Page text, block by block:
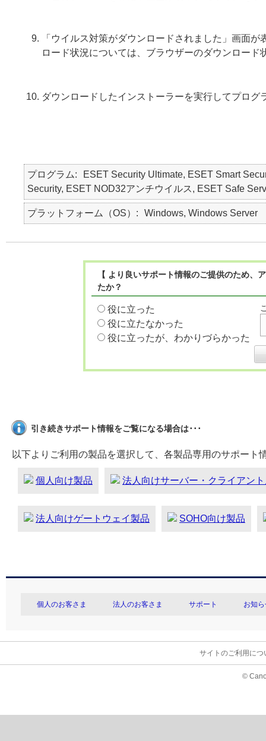
「ウイルス対策がダウンロードされました」画面
ロード状況については、ブラウザーのダウンロード
ダウンロードしたインストーラーを実行してプログ
プログラム
ESET Security Ultimate, ESET Smart
Security, ESET NOD32アンチウイルス, ESET Safe
プラットフォーム（OS） Windows, Windows Server
【 より良いサポート情報のご提供のため
たか？
役に立った
役に立たなかった
役に立ったが、わかりづらかった
引き続きサポート情報をご覧になる場合は･･･
以下よりご利用の製品を選択して、各製品専用のサポート
個人向け製品 法人向けサーバー・クライアン
法人向けゲートウェイ製品 SOHO向け製品
個人のお客さま 法人のお客さま サポート お知
サイトのご利用につ
©